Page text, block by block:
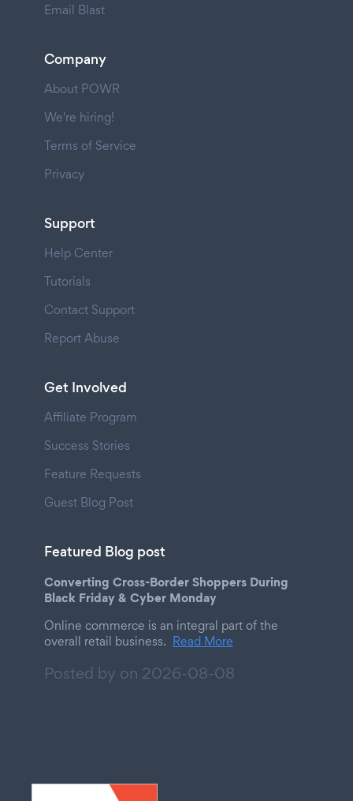
Email Blast
Company
About POWR
We're hiring!
Terms of Service
Privacy
Support
Help Center
Tutorials
Contact Support
Report Abuse
Get Involved
Affiliate Program
Success Stories
Feature Requests
Guest Blog Post
Featured Blog post
Converting Cross-Border Shoppers During
Black Friday & Cyber Monday
Online commerce is an integral part of the
overall retail business. Read More
Posted by on 2026-08-08